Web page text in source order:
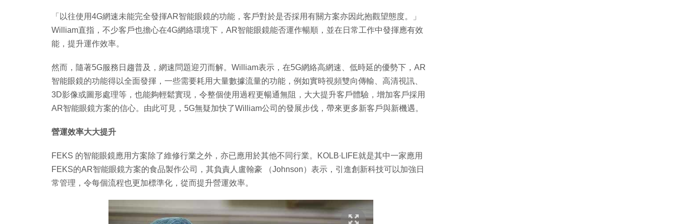
「以往使用4G網速未能完全發揮AR智能眼鏡的功能，客戶對於是否採用有關方案亦因此抱觀望態度。」
William直指，不少客戶也擔心在4G網絡環境下，AR智能眼鏡能否運作暢順，並在日常工作中發揮應有效
能，提升運作效率。
然而，隨著5G服務日趨普及，網速問題迎刃而解。William表示，在5G網絡高網速、低時延的優勢下，AR
智能眼鏡的功能得以全面發揮，一些需要耗用大量數據流量的功能，例如實時視頻雙向傳輸、高清視訊、
3D影像或圖形處理等，也能夠輕鬆實現，令整個使用過程更暢通無阻，大大提升客戶體驗，增加客戶採用
AR智能眼鏡方案的信心。由此可見，5G無疑加快了William公司的發展步伐，帶來更多新客戶與新機遇。
營運效率大大提升
FEKS 的智能眼鏡應用方案除了維修行業之外，亦已應用於其他不同行業。KOLB∙LIFE就是其中一家應用
FEKS的AR智能眼鏡方案的食品製作公司，其負責人盧翰豪 （Johnson）表示，引進創新科技可以加強日
常管理，令每個流程也更加標準化，從而提升營運效率。